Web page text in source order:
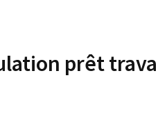
prêt